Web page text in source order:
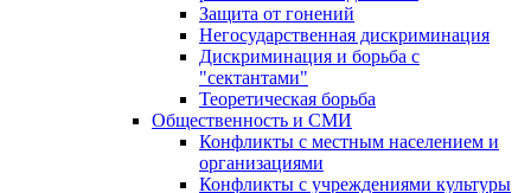
Защита от гонений
Негосударственная дискриминация
Дискриминация и борьба с
"сектантами"
Теоретическая борьба
Общественность и СМИ
Конфликты с местным населением и
организациями
Конфликты с учреждениями культуры